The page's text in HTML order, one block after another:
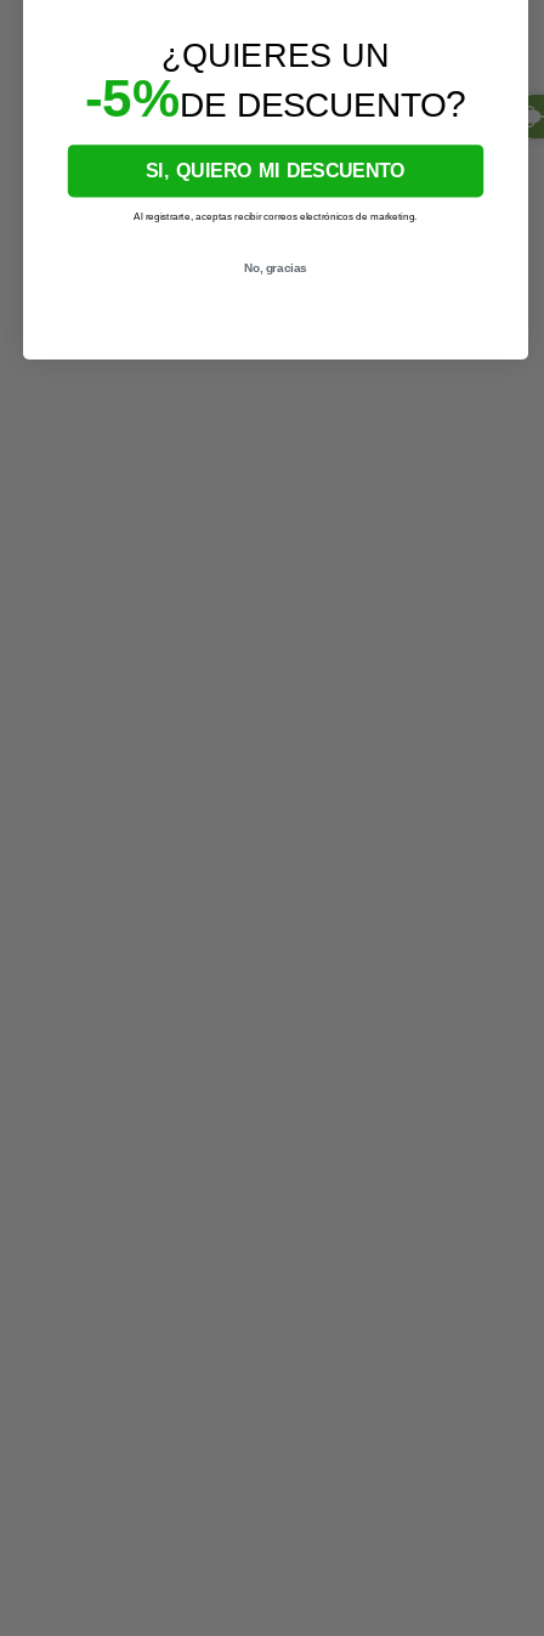
¿QUIERES UN
-5%DE DESCUENTO?
SI, QUIERO MI DESCUENTO
Al registrarte, aceptas recibir correos electrónicos de marketing.
No, gracias